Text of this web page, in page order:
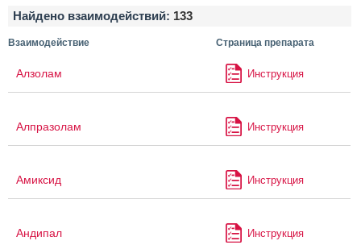
Найдено взаимодействий: 133
Взаимодействие Страница препарата
Алзолам Инструкция
Алпразолам Инструкция
Амиксид Инструкция
Андипал Инструкция